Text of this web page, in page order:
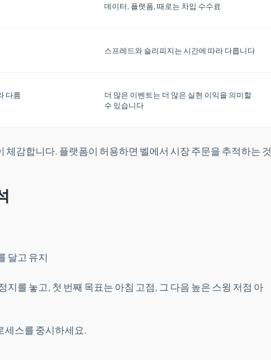
데이터, 플랫폼, 때로는 차입 수수료
스프레드와 슬리피지는 시간에 따라 다릅니다
다름
더 많은 이벤트는 더 많은 실현 이익을 의미할
수 있습니다
감합니다. 플랫폼이 허용하면 벨에서 시장 주문을 추적하는 것
달고 유지
를 놓고, 첫 번째 목표는 아침 고점, 그 다음 높은 스윙 저점 아
세스를 중시하세요.